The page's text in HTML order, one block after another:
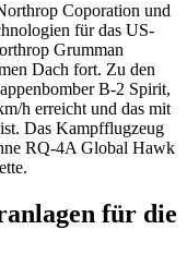
Coporation und
für das US-
Grumman
Dach fort. Zu den
B-2 Spirit,
h erreicht und das mit
Das Kampfflugzeug
RQ-4A Global Hawk
für die